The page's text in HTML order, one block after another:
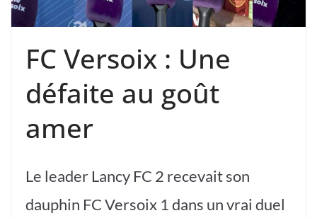
FC Versoix : Une
défaite au goût
amer
Le leader Lancy FC 2 recevait son
dauphin FC Versoix 1 dans un vrai duel